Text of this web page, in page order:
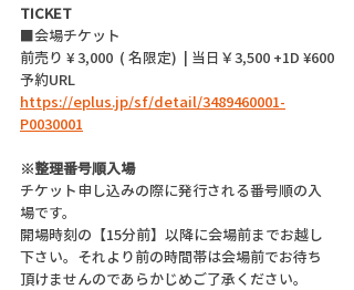
TICKET
■会場チケット
前売り ¥ 3,000  ( 名限定)  | 当日￥3,500 +1D ¥600
予約URL
https://eplus.jp/sf/detail/3489460001-
P0030001
※整理番号順入場
チケット申し込みの際に発行される番号順の入
場です。
開場時刻の【15分前】以降に会場前までお越し
下さい。それより前の時間帯は会場前でお待ち
頂けませんのであらかじめご了承ください。